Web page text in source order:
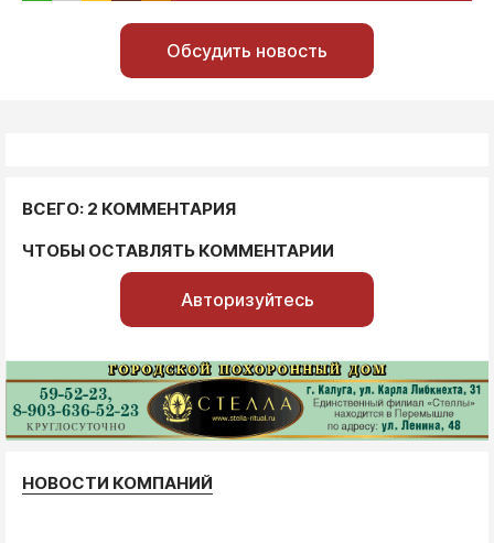
Обсудить новость
ВСЕГО: 2 КОММЕНТАРИЯ
ЧТОБЫ ОСТАВЛЯТЬ КОММЕНТАРИИ
Авторизуйтесь
НОВОСТИ КОМПАНИЙ